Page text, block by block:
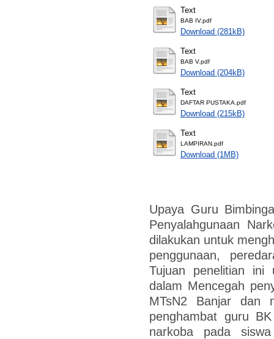
Text
BAB IV.pdf
Download (281kB)
Text
BAB V.pdf
Download (204kB)
Text
DAFTAR PUSTAKA.pdf
Download (215kB)
Text
LAMPIRAN.pdf
Download (1MB)
Upaya Guru
Penyalahgunaan
dilakukan untuk
penggunaan,
Tujuan penelitian ini
dalam Mencegah
MTsN2 Banjar dan
penghambat guru
narkoba pada